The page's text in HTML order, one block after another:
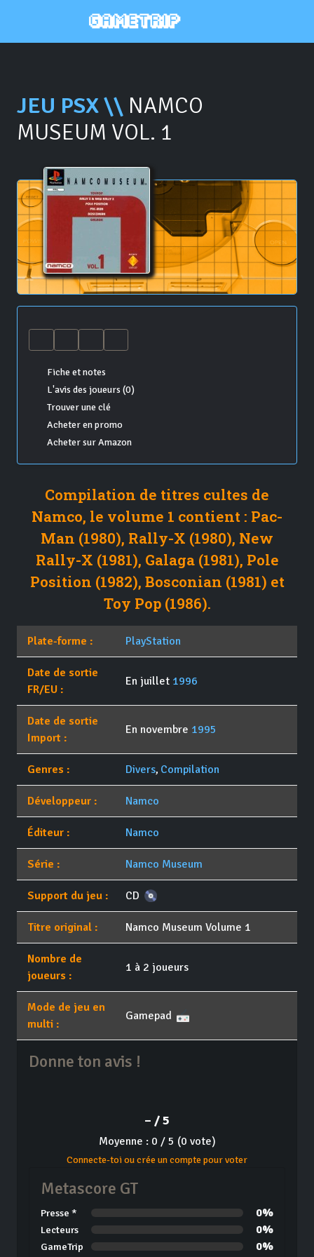
JEU PSX \\ NAMCO
MUSEUM VOL. 1
Fiche et notes
L'avis des joueurs (0)
Trouver une clé
Acheter en promo
Acheter sur Amazon
Compilation de titres cultes de
Namco, le volume 1 contient : Pac-
Man (1980), Rally-X (1980), New
Rally-X (1981), Galaga (1981), Pole
Position (1982), Bosconian (1981) et
Toy Pop (1986).
Plate-forme : PlayStation
Date de sortie
FR/EU :
En juillet 1996
Date de sortie
Import :
En novembre 1995
Genres : Divers, Compilation
Développeur : Namco
Éditeur : Namco
Série : Namco Museum
Support du jeu : CD
Titre original : Namco Museum Volume 1
Nombre de
joueurs :
1 à 2 joueurs
Mode de jeu en
multi :
Gamepad
Donne ton avis !
– / 5
Moyenne : 0 / 5 (0 vote)
Connecte-toi ou crée un compte pour voter
Metascore GT
Presse * 0%
Lecteurs 0%
GameTrip 0%